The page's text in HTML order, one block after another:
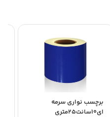
برچسب نواری سرمه
ای10سانت25متری